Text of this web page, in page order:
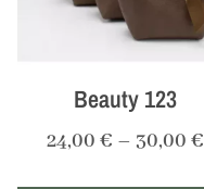
Beauty 123
24,00 € – 30,00 €